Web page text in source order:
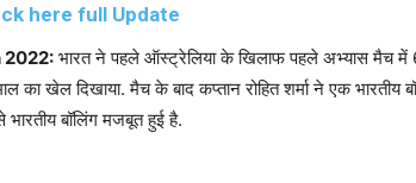
here full Update
2022: भारत ने पहले ऑस्ट्रेलिया के खिलाफ पहले अभ्यास मैच में 6
का खेल दिखाया. मैच के बाद कप्तान रोहित शर्मा ने एक भारतीय
बॉलिंग मजबूत हुई है.